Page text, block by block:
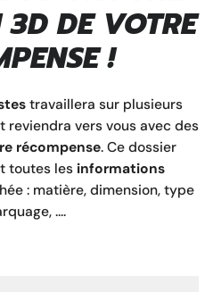
DE VOTRE
!
travaillera sur plusieurs
vers vous avec des
récompense. Ce dossier
toutes lesinformations
: matière, dimension, type
....